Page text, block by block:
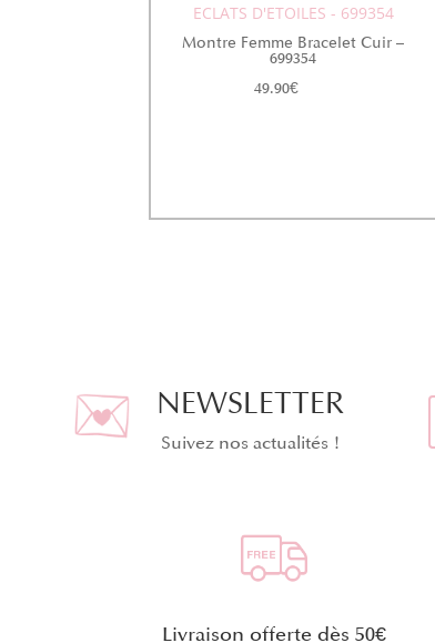
ECLATS D'ETOILES - 699354
Montre Femme Bracelet Cuir –
699354
49.90€
NEWSLETTER
Suivez nos actualités !
Livraison offerte dès 50€